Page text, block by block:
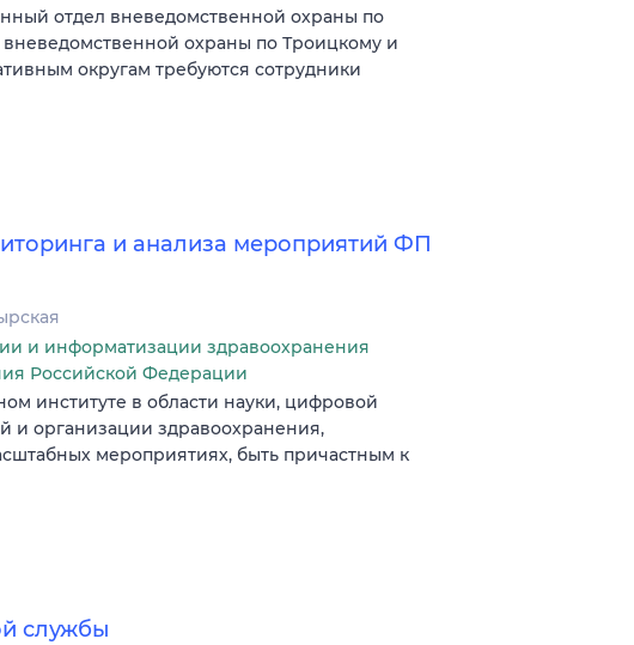
отдел вневедомственной охраны по
охраны по Троицкому и
округам требуются сотрудники
и анализа мероприятий ФП
и информатизации здравоохранения
Российской Федерации
институте в области науки, цифровой
и организации здравоохранения,
мероприятиях, быть причастным к
службы